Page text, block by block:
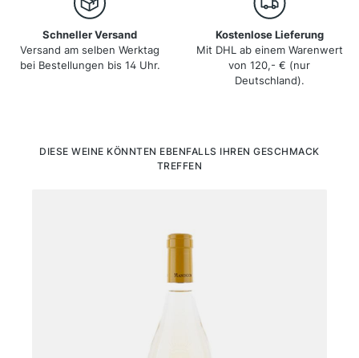
Schneller Versand
Versand am selben Werktag
bei Bestellungen bis 14 Uhr.
Kostenlose Lieferung
Mit DHL ab einem Warenwert
von 120,- € (nur
Deutschland).
Produktgalerie überspringen
DIESE WEINE KÖNNTEN EBENFALLS IHREN GESCHMACK
TREFFEN